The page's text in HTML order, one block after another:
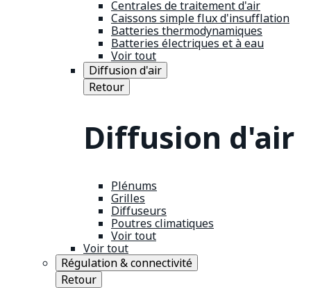
Centrales de traitement d'air
Caissons simple flux d'insufflation
Batteries thermodynamiques
Batteries électriques et à eau
Voir tout
Diffusion d'air
Retour
Diffusion d'air
Plénums
Grilles
Diffuseurs
Poutres climatiques
Voir tout
Voir tout
Régulation & connectivité
Retour